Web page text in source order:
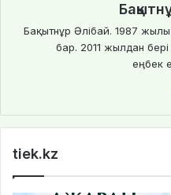
Бақытнұр Әлібай. 1987
бар. 2011 жылдан
еңбек
tiek.kz